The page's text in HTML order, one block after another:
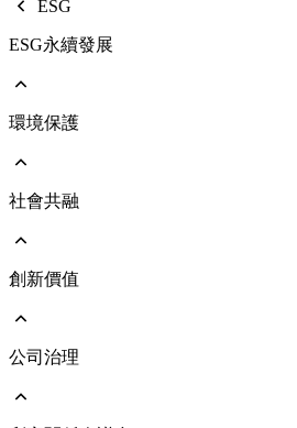
影音中心
ESG
ESG永續發展
前往 ESG永續發展
響應國際倡議
執行成果亮點
環境保護
前往 環境保護
能源與氣體管理
社會共融
前往 社會共融
人權管理
社會與人文關懷
創新價值
前往 創新價值
公司治理